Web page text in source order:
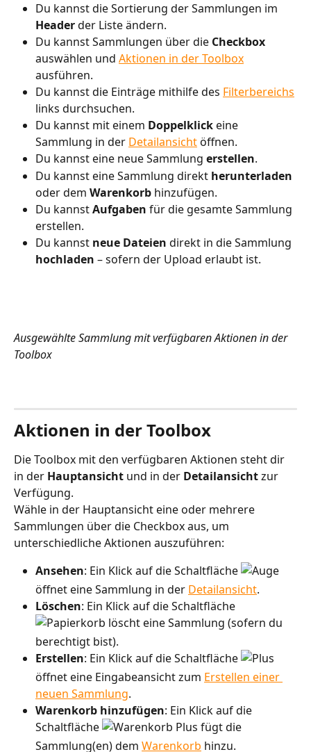
Du kannst die Sortierung der Sammlungen im
Header der Liste ändern.
Du kannst Sammlungen über die Checkbox
auswählen und Aktionen in der Toolbox
ausführen.
Du kannst die Einträge mithilfe des Filterbereichs
links durchsuchen.
Du kannst mit einem Doppelklick eine
Sammlung in der Detailansicht öffnen.
Du kannst eine neue Sammlung erstellen.
Du kannst eine Sammlung direkt herunterladen
oder dem Warenkorb hinzufügen.
Du kannst Aufgaben für die gesamte Sammlung
erstellen.
Du kannst neue Dateien direkt in die Sammlung
hochladen – sofern der Upload erlaubt ist.
Ausgewählte Sammlung mit verfügbaren Aktionen in der
Toolbox
Aktionen in der Toolbox
Die Toolbox mit den verfügbaren Aktionen steht dir
in der Hauptansicht und in der Detailansicht zur
Verfügung.
Wähle in der Hauptansicht eine oder mehrere
Sammlungen über die Checkbox aus, um
unterschiedliche Aktionen auszuführen:
Ansehen: Ein Klick auf die Schaltfläche
öffnet eine Sammlung in der Detailansicht.
Löschen: Ein Klick auf die Schaltfläche
löscht eine Sammlung (sofern du
berechtigt bist).
Erstellen: Ein Klick auf die Schaltfläche
öffnet eine Eingabeansicht zum Erstellen einer
neuen Sammlung.
Warenkorb hinzufügen: Ein Klick auf die
Schaltfläche
fügt die
Sammlung(en) dem Warenkorb hinzu.